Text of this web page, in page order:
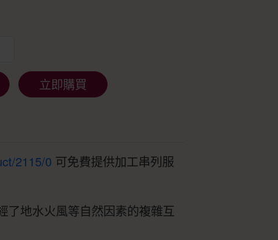
立即購買
2115/0 可免費提供加工串列服
了地水火風等自然因素的複雜互